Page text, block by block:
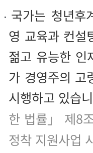
국가는 청년후
영 교육과 컨설
젊고 유능한 인
가 경영주의 고
시행하고 있습
한 법률」 제8
정착 지원사업